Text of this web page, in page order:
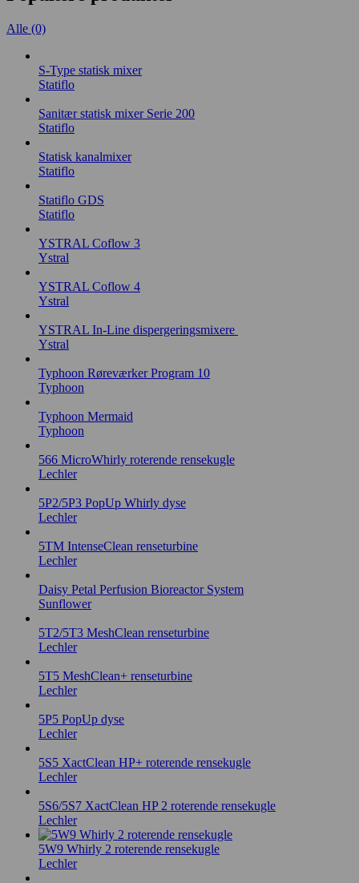
Alle (0)
S-Type statisk mixer
Statiflo
Sanitær statisk mixer Serie 200
Statiflo
Statisk kanalmixer
Statiflo
Statiflo GDS
Statiflo
YSTRAL Coflow 3
Ystral
YSTRAL Coflow 4
Ystral
YSTRAL In-Line dispergeringsmixere ‍‍
Ystral
Typhoon Røreværker Program 10
Typhoon
Typhoon Mermaid
Typhoon
566 MicroWhirly roterende rensekugle
Lechler
5P2/5P3 PopUp Whirly dyse
Lechler
5TM IntenseClean renseturbine
Lechler
Daisy Petal Perfusion Bioreactor System
Sunflower
5T2/5T3 MeshClean renseturbine
Lechler
5T5 MeshClean+ renseturbine
Lechler
5P5 PopUp dyse
Lechler
5S5 XactClean HP+ roterende rensekugle
Lechler
5S6/5S7 XactClean HP 2 roterende rensekugle
Lechler
5W9 Whirly 2 roterende rensekugle
Lechler